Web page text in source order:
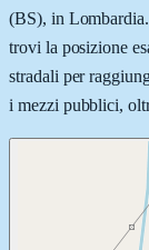
(BS), in
trovi la posizione
stradali per
i mezzi pubblici,